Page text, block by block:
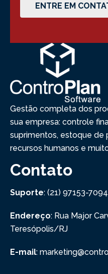
ENTRE EM
Gestão completa dos
sua empresa: controle
suprimentos, estoque de
recursos humanos e
Contato
Suporte: (21) 97153-7094
Endereço: Rua Major
Teresópolis/RJ
E-mail: